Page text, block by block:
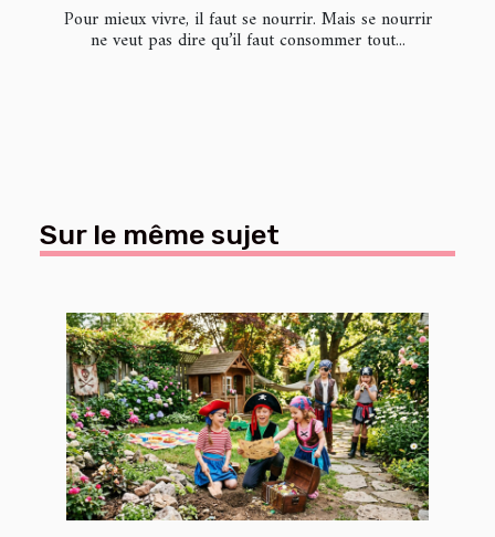
Pour mieux vivre, il faut se nourrir. Mais se nourrir
ne veut pas dire qu’il faut consommer tout...
Sur le même sujet